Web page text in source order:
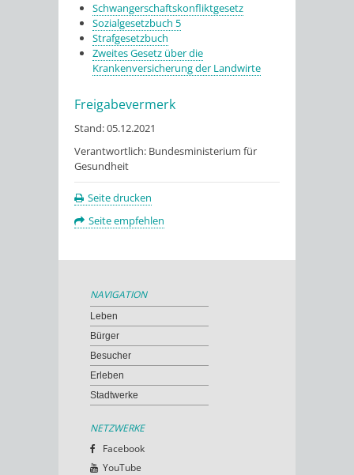
Schwangerschaftskonfliktgesetz
Sozialgesetzbuch 5
Strafgesetzbuch
Zweites Gesetz über die
Krankenversicherung der Landwirte
Freigabevermerk
Stand: 05.12.2021
Verantwortlich: Bundesministerium für
Gesundheit
Seite drucken
Seite empfehlen
NAVIGATION
Leben
Bürger
Besucher
Erleben
Stadtwerke
NETZWERKE
Facebook
YouTube